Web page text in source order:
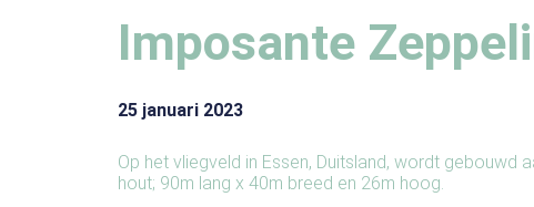
Imposante
25 januari 2023
Op het vliegveld in Essen, Duitsland, wordt gebouwd
hout; 90m lang x 40m breed en 26m hoog.